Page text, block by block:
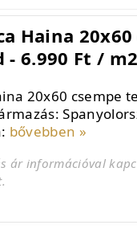
Haina 20x60
- 6.990 Ft /
20x60 csempe
bővebben »
ár információval